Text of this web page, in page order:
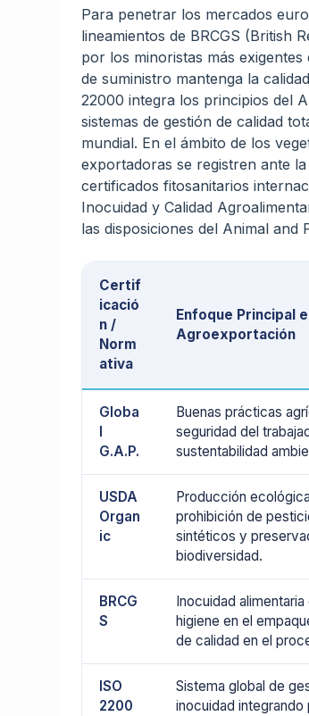
Para penetrar los mercados
lineamientos de BRCGS (British
por los minoristas más
de suministro mantenga la
22000 integra los principios del
sistemas de gestión de calidad
mundial. En el ámbito de los
exportadoras se registren ante
certificados fitosanitarios
Inocuidad y Calidad
las disposiciones del Animal
Certif
icació
n /
Norm
ativa
Enfoque Principal
Agroexportación
Globa
G.A.P.
Buenas prácticas
seguridad del
sustentabilidad
USDA
Organ
ic
Producción
prohibición de
sintéticos y
biodiversidad.
BRCG
S
Inocuidad
higiene en el
de calidad en el
ISO
2200
Sistema global de
inocuidad integrando